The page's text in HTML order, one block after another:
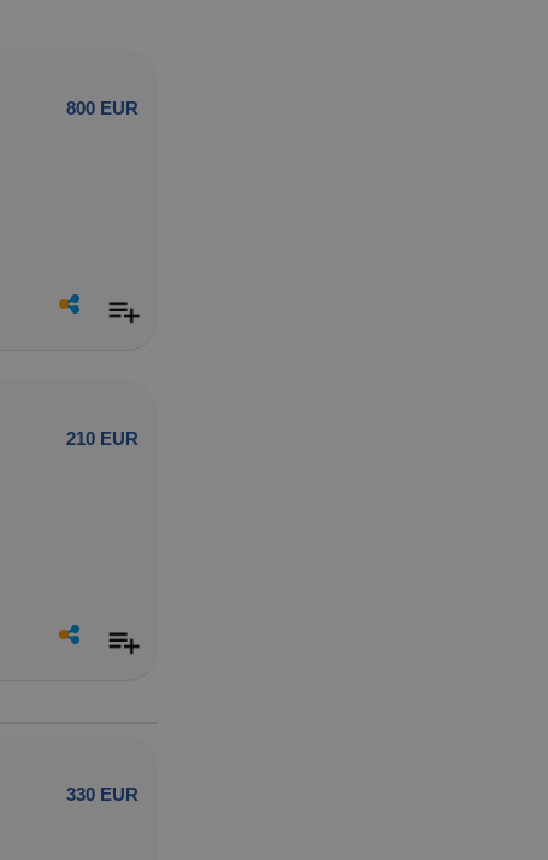
800 EUR
210 EUR
330 EUR